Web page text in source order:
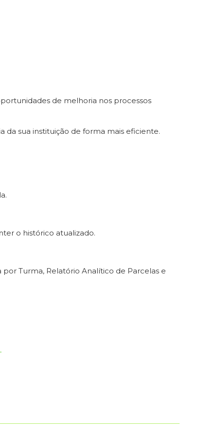
de melhoria nos processos
sua instituição de forma mais eficiente.
o histórico atualizado.
Turma, Relatório Analítico de Parcelas e